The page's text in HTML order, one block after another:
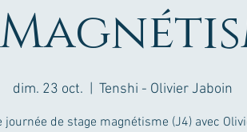
dim. 23 oct. Tenshi - Olivier Jaboin
journée de stage magnétisme (J4) avec